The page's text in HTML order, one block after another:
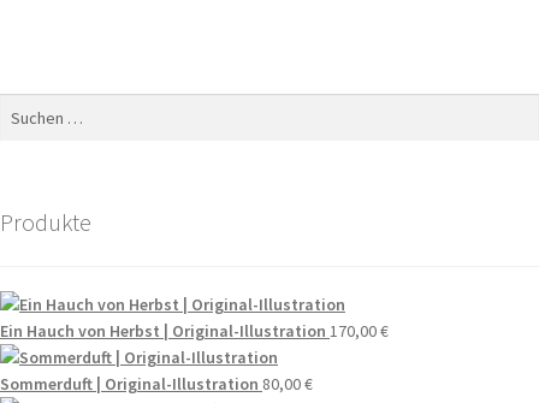
Produkte
Ein Hauch von Herbst | Original-Illustration 170,00€
Sommerduft | Original-Illustration 80,00€